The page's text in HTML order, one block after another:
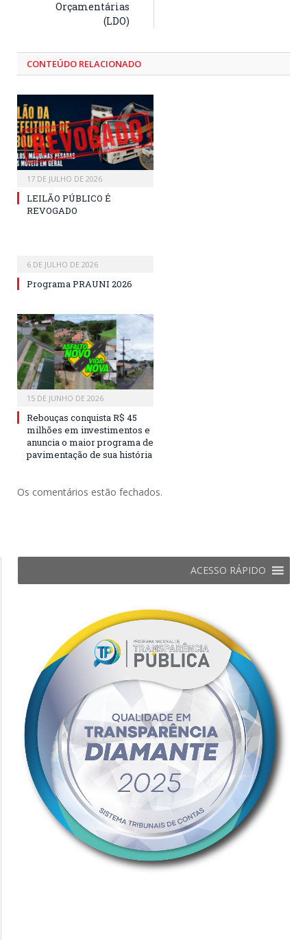
Orçamentárias
(LDO)
CONTEÚDO RELACIONADO
17 DE JULHO DE 2026
LEILÃO PÚBLICO É
REVOGADO
6 DE JULHO DE 2026
Programa PRAUNI 2026
15 DE JUNHO DE 2026
Rebouças conquista R$ 45
milhões em investimentos e
anuncia o maior programa de
pavimentação de sua história
Os comentários estão fechados.
ACESSO RÁPIDO